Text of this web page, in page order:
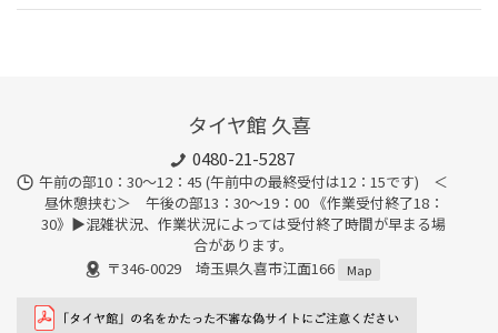
タイヤ館 久喜
0480-21-5287
午前の部10：30～12：45 (午前中の最終受付は12：15です) ＜
昼休憩挟む＞ 午後の部13：30～19：00 《作業受付終了18：
30》▶︎混雑状況、作業状況によっては受付終了時間が早まる場
合があります。
〒346-0029 埼玉県久喜市江面166
Map